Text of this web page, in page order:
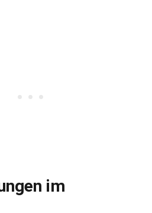
im